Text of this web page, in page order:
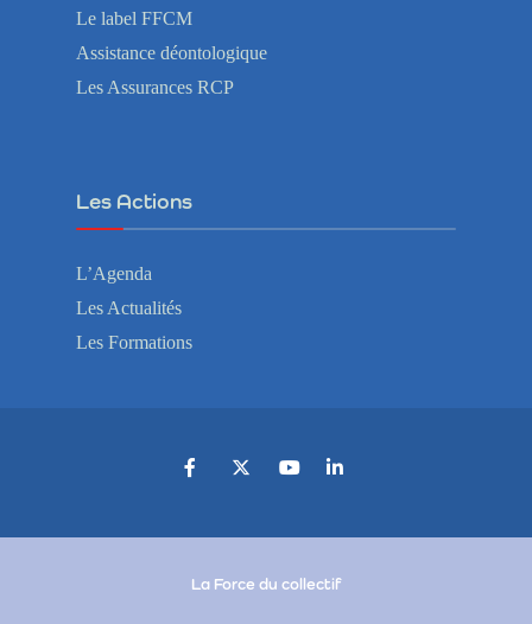
Le label FFCM
Assistance déontologique
Les Assurances RCP
Les Actions
L’Agenda
Les Actualités
Les Formations
La Force du collectif